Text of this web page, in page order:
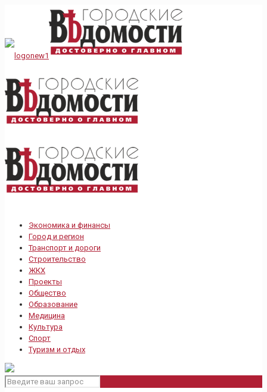
Экономика и финансы
Город и регион
Транспорт и дороги
Строительство
ЖКХ
Проекты
Общество
Образование
Медицина
Культура
Спорт
Туризм и отдых